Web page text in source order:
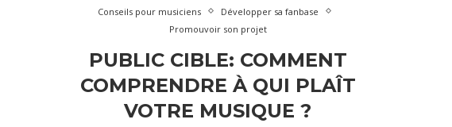
Conseils pour musiciens
Développer sa fanbase
Promouvoir son projet
PUBLIC CIBLE: COMMENT
COMPRENDRE À QUI PLAÎT
VOTRE MUSIQUE ?